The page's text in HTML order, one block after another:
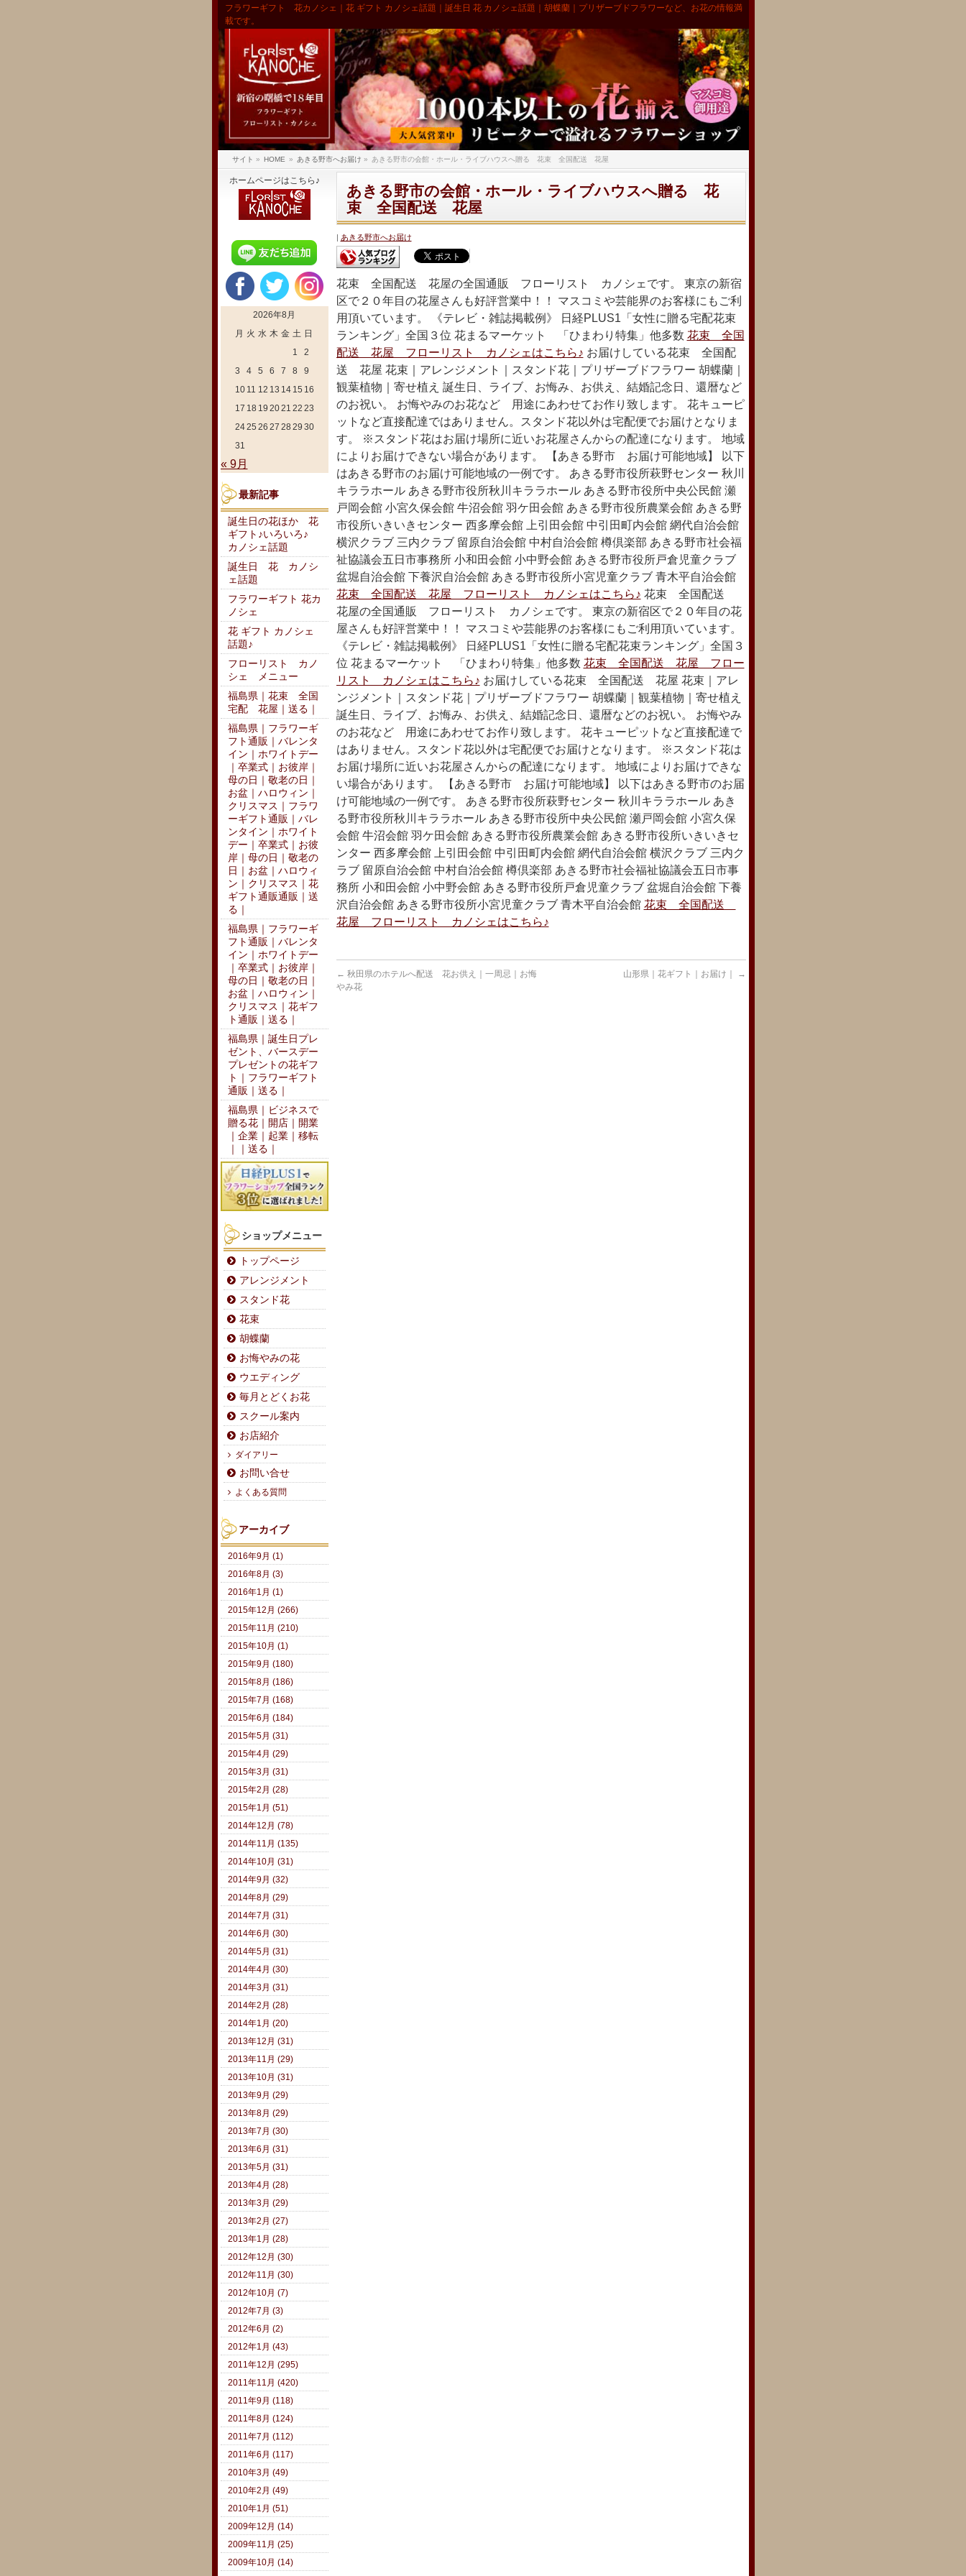
フラワーギフト 花カノシェ｜花 ギフト カノシェ話題｜誕生日 花 カノシェ話題｜胡蝶蘭｜プリザーブドフラワーなど、お花の情報満
載です。
サイト » HOME » あきる野市へお届け » あきる野市の会館・ホール・ライブハウスへ贈る 花束 全国配送 花屋
あきる野市の会館・ホール・ライブハウスへ贈る 花
束 全国配送 花屋
あきる野市へお届け
花束 全国配送 花屋の全国通販 フローリスト カノシェです。 東京の新宿
区で２０年目の花屋さんも好評営業中！！ マスコミや芸能界のお客様にもご利
用頂いています。 《テレビ・雑誌掲載例》 日経PLUS1「女性に贈る宅配花束
ランキング」全国３位 花まるマーケット 「ひまわり特集」他多数 花束 全国
配送 花屋 フローリスト カノシェはこちら♪ お届けしている花束 全国配
送 花屋 花束｜アレンジメント｜スタンド花｜プリザーブドフラワー 胡蝶蘭｜
観葉植物｜寄せ植え 誕生日、ライブ、お悔み、お供え、結婚記念日、還暦など
のお祝い。 お悔やみのお花など 用途にあわせてお作り致します。 花キューピ
ットなど直接配達ではありません。スタンド花以外は宅配便でお届けとなりま
す。 ※スタンド花はお届け場所に近いお花屋さんからの配達になります。 地域
によりお届けできない場合があります。 【あきる野市 お届け可能地域】 以下
はあきる野市のお届け可能地域の一例です。 あきる野市役所萩野センター 秋川
キララホール あきる野市役所秋川キララホール あきる野市役所中央公民館 瀬
戸岡会館 小宮久保会館 牛沼会館 羽ケ田会館 あきる野市役所農業会館 あきる野
市役所いきいきセンター 西多摩会館 上引田会館 中引田町内会館 網代自治会館
横沢クラブ 三内クラブ 留原自治会館 中村自治会館 樽倶楽部 あきる野市社会福
祉協議会五日市事務所 小和田会館 小中野会館 あきる野市役所戸倉児童クラブ
盆堀自治会館 下養沢自治会館 あきる野市役所小宮児童クラブ 青木平自治会館
花束 全国配送 花屋 フローリスト カノシェはこちら♪ 花束 全国配送
花屋の全国通販 フローリスト カノシェです。 東京の新宿区で２０年目の花
屋さんも好評営業中！！ マスコミや芸能界のお客様にもご利用頂いています。
《テレビ・雑誌掲載例》 日経PLUS1「女性に贈る宅配花束ランキング」全国３
位 花まるマーケット 「ひまわり特集」他多数 花束 全国配送 花屋 フロー
リスト カノシェはこちら♪ お届けしている花束 全国配送 花屋 花束｜アレ
ンジメント｜スタンド花｜プリザーブドフラワー 胡蝶蘭｜観葉植物｜寄せ植え
誕生日、ライブ、お悔み、お供え、結婚記念日、還暦などのお祝い。 お悔やみ
のお花など 用途にあわせてお作り致します。 花キューピットなど直接配達で
はありません。スタンド花以外は宅配便でお届けとなります。 ※スタンド花は
お届け場所に近いお花屋さんからの配達になります。 地域によりお届けできな
い場合があります。 【あきる野市 お届け可能地域】 以下はあきる野市のお届
け可能地域の一例です。 あきる野市役所萩野センター 秋川キララホール あき
る野市役所秋川キララホール あきる野市役所中央公民館 瀬戸岡会館 小宮久保
会館 牛沼会館 羽ケ田会館 あきる野市役所農業会館 あきる野市役所いきいきセ
ンター 西多摩会館 上引田会館 中引田町内会館 網代自治会館 横沢クラブ 三内ク
ラブ 留原自治会館 中村自治会館 樽倶楽部 あきる野市社会福祉協議会五日市事
務所 小和田会館 小中野会館 あきる野市役所戸倉児童クラブ 盆堀自治会館 下養
沢自治会館 あきる野市役所小宮児童クラブ 青木平自治会館 花束 全国配送
花屋 フローリスト カノシェはこちら♪
← 秋田県のホテルへ配送 花お供え｜一周忌｜お悔
やみ花
山形県｜花ギフト｜お届け｜ →
ホームページはこちら♪
2026年8月
月 火 水 木 金 土 日
1
2
3
4 5 6 7 8
9
10 11 12 13 14 15 16
17 18 19 2021 22 23
2425 26 27 28 29 30
31
« 9月
最新記事
誕生日の花ほか 花
ギフト♪いろいろ♪
カノシェ話題
誕生日 花 カノシ
ェ話題
フラワーギフト 花カ
ノシェ
花 ギフト カノシェ
話題♪
フローリスト カノ
シェ メニュー
福島県｜花束 全国
宅配 花屋｜送る｜
福島県｜フラワーギ
フト通販｜バレンタ
イン｜ホワイトデー
｜卒業式｜お彼岸｜
母の日｜敬老の日｜
お盆｜ハロウィン｜
クリスマス｜フラワ
ーギフト通販｜バレ
ンタイン｜ホワイト
デー｜卒業式｜お彼
岸｜母の日｜敬老の
日｜お盆｜ハロウィ
ン｜クリスマス｜花
ギフト通販通販｜送
る｜
福島県｜フラワーギ
フト通販｜バレンタ
イン｜ホワイトデー
｜卒業式｜お彼岸｜
母の日｜敬老の日｜
お盆｜ハロウィン｜
クリスマス｜花ギフ
ト通販｜送る｜
福島県｜誕生日プレ
ゼント、バースデー
プレゼントの花ギフ
ト｜フラワーギフト
通販｜送る｜
福島県｜ビジネスで
贈る花｜開店｜開業
｜企業｜起業｜移転
｜｜送る｜
ショップメニュー
トップページ
アレンジメント
スタンド花
花束
胡蝶蘭
お悔やみの花
ウエディング
毎月とどくお花
スクール案内
お店紹介
ダイアリー
お問い合せ
よくある質問
アーカイブ
2016年9月 (1)
2016年8月 (3)
2016年1月 (1)
2015年12月 (266)
2015年11月 (210)
2015年10月 (1)
2015年9月 (180)
2015年8月 (186)
2015年7月 (168)
2015年6月 (184)
2015年5月 (31)
2015年4月 (29)
2015年3月 (31)
2015年2月 (28)
2015年1月 (51)
2014年12月 (78)
2014年11月 (135)
2014年10月 (31)
2014年9月 (32)
2014年8月 (29)
2014年7月 (31)
2014年6月 (30)
2014年5月 (31)
2014年4月 (30)
2014年3月 (31)
2014年2月 (28)
2014年1月 (20)
2013年12月 (31)
2013年11月 (29)
2013年10月 (31)
2013年9月 (29)
2013年8月 (29)
2013年7月 (30)
2013年6月 (31)
2013年5月 (31)
2013年4月 (28)
2013年3月 (29)
2013年2月 (27)
2013年1月 (28)
2012年12月 (30)
2012年11月 (30)
2012年10月 (7)
2012年7月 (3)
2012年6月 (2)
2012年1月 (43)
2011年12月 (295)
2011年11月 (420)
2011年9月 (118)
2011年8月 (124)
2011年7月 (112)
2011年6月 (117)
2010年3月 (49)
2010年2月 (49)
2010年1月 (51)
2009年12月 (14)
2009年11月 (25)
2009年10月 (14)